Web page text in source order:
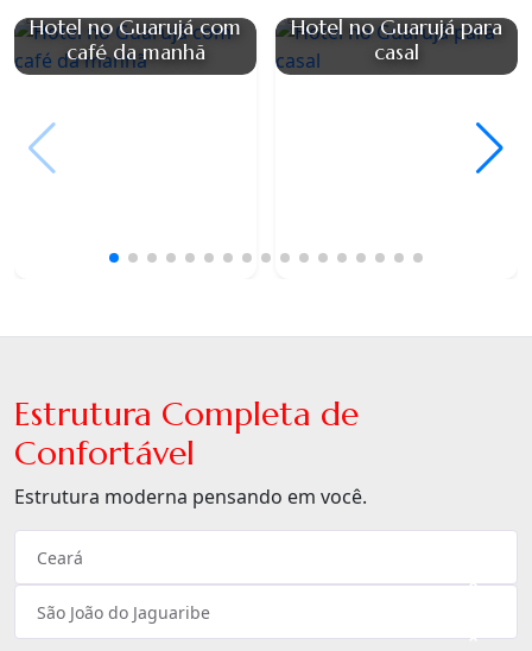
Hotel no Guarujá com
café da manhã
Hotel no Guarujá para
casal
Estrutura Completa de
Confortável
Estrutura moderna pensando em você.
×
Ceará
×
São João do Jaguaribe